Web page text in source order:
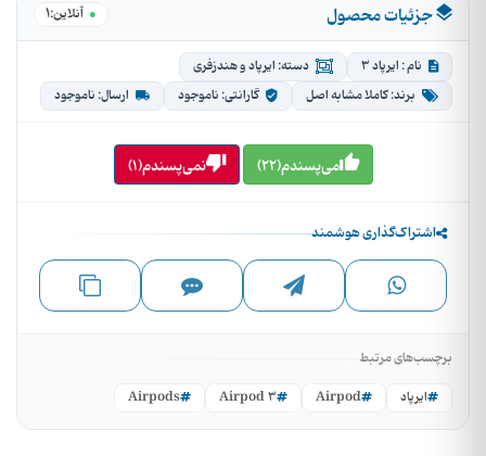
جزئیات محصول ● آنلاین:1
نام : ایرپاد 3
دسته: ایرپاد و هندزفری
برند: کاملا مشابه اصل
گارانتی: ناموجود ارسال: ناموجود
می‌پسندم(22) نمی‌پسندم(1)
اشتراک‌گذاری هوشمند
برچسب‌های مرتبط
ایرپاد
Airpod
Airpod 3
Airpods